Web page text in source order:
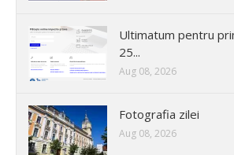
Ultimatum pentru
25...
Aug 08, 2026
Fotografia zilei
Aug 08, 2026